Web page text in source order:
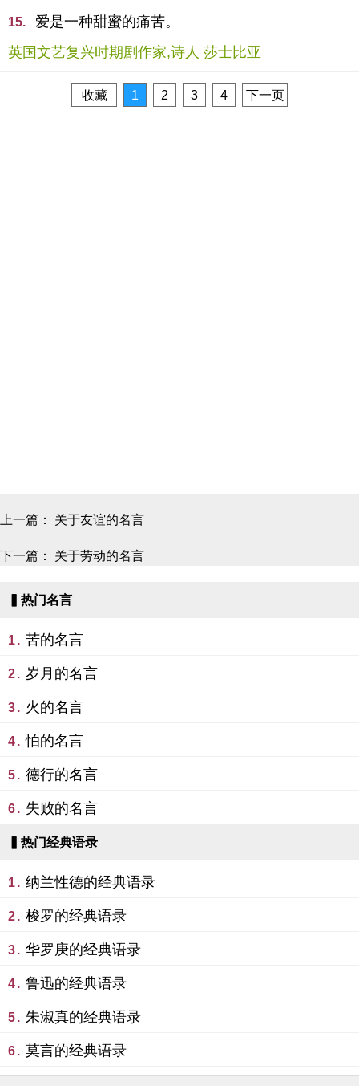
15.
爱是一种甜蜜的痛苦。
英国文艺复兴时期剧作家,诗人 莎士比亚
收藏 1 2 3 4 下一页
上一篇： 关于友谊的名言
下一篇： 关于劳动的名言
▍热门名言
1. 苦的名言
2. 岁月的名言
3. 火的名言
4. 怕的名言
5. 德行的名言
6. 失败的名言
▍热门经典语录
1. 纳兰性德的经典语录
2. 梭罗的经典语录
3. 华罗庚的经典语录
4. 鲁迅的经典语录
5. 朱淑真的经典语录
6. 莫言的经典语录